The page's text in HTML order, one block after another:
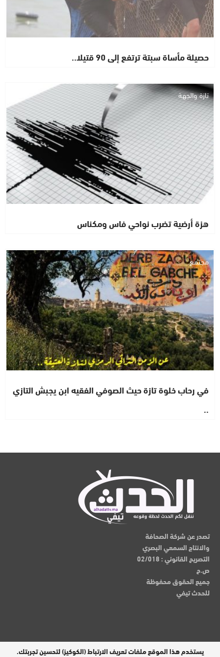
حصيلة مأساة سبتة ترتفع إلى 90 قتيلا..
تازة والجهة
هزة أرضية تضرب نواحي فاس ومكناس
مجتمع
في رحاب خلوة تازة حيث الصوفي الفقيه ابن يجبش التازي
..
تصدر عن شركة الصحافة
والانتاج السمعي البصري
التصريح القانوني : 02/018
ص.ح
جميع الحقوق محفوظة
للحدث تيفي
يستخدم هذا الموقع ملفات تعريف الارتباط (الكوكيز) لتحسين تجربتك.